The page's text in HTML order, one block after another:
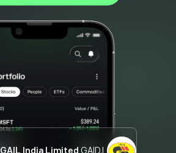
GAIL India Limited GAID.L